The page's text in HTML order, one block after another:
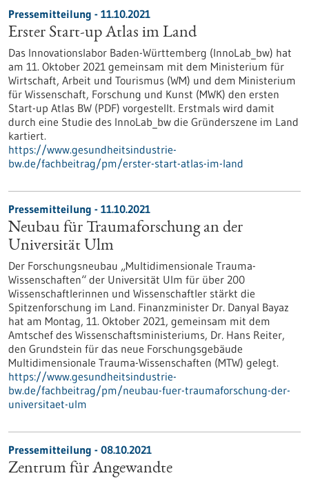
Pressemitteilung - 11.10.2021
Erster Start-up Atlas im Land
Das Innovationslabor Baden-Württemberg (InnoLab_bw) hat
am 11. Oktober 2021 gemeinsam mit dem Ministerium für
Wirtschaft, Arbeit und Tourismus (WM) und dem Ministerium
für Wissenschaft, Forschung und Kunst (MWK) den ersten
Start-up Atlas BW (PDF) vorgestellt. Erstmals wird damit
durch eine Studie des InnoLab_bw die Gründerszene im Land
kartiert.
https://www.gesundheitsindustrie-
bw.de/fachbeitrag/pm/erster-start-atlas-im-land
Pressemitteilung - 11.10.2021
Neubau für Traumaforschung an der
Universität Ulm
Der Forschungsneubau „Multidimensionale Trauma-
Wissenschaften“ der Universität Ulm für über 200
Wissenschaftlerinnen und Wissenschaftler stärkt die
Spitzenforschung im Land. Finanzminister Dr. Danyal Bayaz
hat am Montag, 11. Oktober 2021, gemeinsam mit dem
Amtschef des Wissenschaftsministeriums, Dr. Hans Reiter,
den Grundstein für das neue Forschungsgebäude
Multidimensionale Trauma-Wissenschaften (MTW) gelegt.
https://www.gesundheitsindustrie-
bw.de/fachbeitrag/pm/neubau-fuer-traumaforschung-der-
universitaet-ulm
Pressemitteilung - 08.10.2021
Zentrum für Angewandte